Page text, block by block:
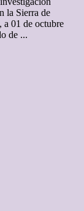
la Sierra de
a 01 de octubre
de ...